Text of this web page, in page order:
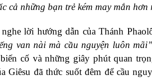
cả những bạn trẻ kém may mắn hơn
lời hướng dẫn của Thánh
van nài mà cầu nguyện luôn mãi”
cố và những giây phút quan
Giêsu đã thức suốt đêm để cầu